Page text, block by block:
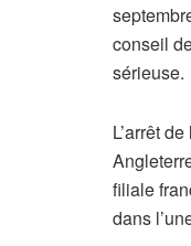
conseil
sérieuse.
L’arrêt
filiale
dans